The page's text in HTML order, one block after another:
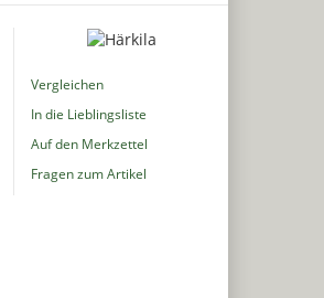
Vergleichen
In die Lieblingsliste
Auf den Merkzettel
Fragen zum Artikel